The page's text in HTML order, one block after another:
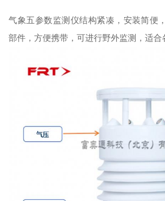
气象五参数监测仪结构紧凑，安装简便
部件，方便携带，可进行野外监测，适合